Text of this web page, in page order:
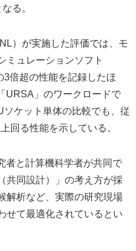
る。
）が実施した評価では、モ
ミュレーションソフト
3倍超の性能を記録したほ
URSA」のワークロードで
ケット単体の比較でも、従
回る性能を示している。
者と計算機科学者が共同で
共同設計）」の考え方が採
解析など、実際の研究現場
せて最適化されているとい